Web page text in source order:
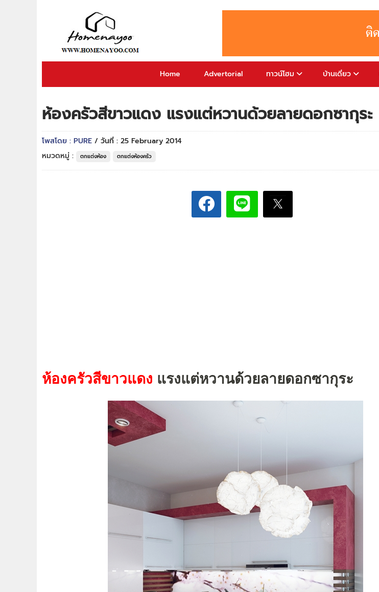
Home Advertorial ทาวน์โฮม บ้านเดี่ยว
ห้องครัวสีขาวแดง แรงแต่หวานด้วยลายดอกซากุระ
โพสโดย : PURE / วันที่ : 25 February 2014
หมวดหมู่ :
ตกแต่งห้อง ตกแต่งห้องครัว
ห้องครัวสีขาวแดง แรงแต่หวานด้วยลายดอกซากุระ